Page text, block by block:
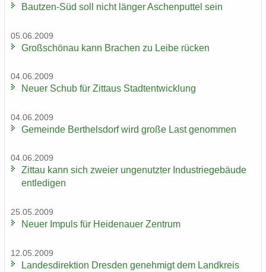
Bautzen-​Süd soll nicht län­ger Aschen­put­tel sein
05.06.2009
Groß­schön­au kann Bra­chen zu Leibe rü­cken
04.06.2009
Neuer Schub für Zit­taus Stadt­ent­wick­lung
04.06.2009
Ge­mein­de Bert­hels­dorf wird große Last ge­nom­men
04.06.2009
Zit­tau kann sich zwei­er un­ge­nutz­ter In­dus­trie­ge­bäu­de
ent­le­di­gen
25.05.2009
Neuer Im­puls für Hei­de­nau­er Zen­trum
12.05.2009
Lan­des­di­rek­ti­on Dres­den ge­neh­migt dem Land­kreis